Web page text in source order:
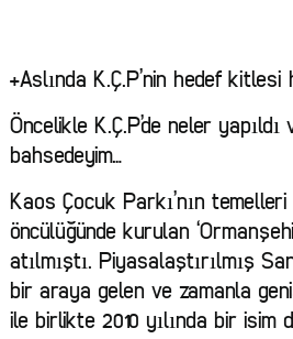
+Aslında K.Ç.P’nin hedef
Öncelikle K.Ç.P’de neler
bahsedeyim…
Kaos Çocuk Parkı’nın
öncülüğünde kurulan
atılmıştı. Piyasalaştırılmış
bir araya gelen ve zamanla
ile birlikte 2010 yılında bir isim